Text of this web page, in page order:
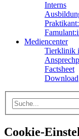
Interns
Mediencenter
Tierklinik
Factsheet
Download
Cookie-